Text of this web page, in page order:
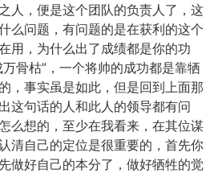
人，便是这个团队的负责人了，这
么问题，有问题的是在获利的这个
用，为什么出了成绩都是你的功
骨枯”，一个将帅的成功都是靠牺
，事实虽是如此，但是回到上面那
这句话的人和此人的领导都有问
么想的，至少在我看来，在其位谋
清自己的定位是很重要的，首先你
做好自己的本分了，做好牺牲的觉